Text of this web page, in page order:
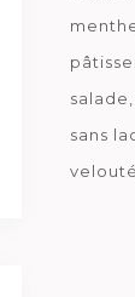
salade
sans
velouté